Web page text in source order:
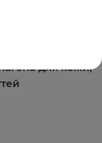
для кожи,